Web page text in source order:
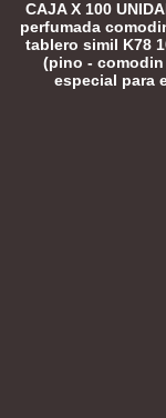
CAJA X 100
perfumada
tablero simil K78
(pino - comodin
especial para